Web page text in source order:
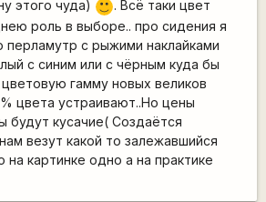
этого чуда)
:) . Всё таки цвет
роль в выборе.. про сидения я
перламутр с рыжими наклайками
с синим или с чёрным куда бы
гамму новых великов
цвета устраивают..Но цены
будут кусачие( Создаётся
везут какой то залежавшийся
на картинке одно а на практике